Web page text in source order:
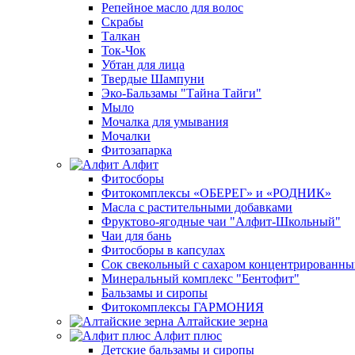
Репейное масло для волос
Скрабы
Талкан
Ток-Чок
Убтан для лица
Твердые Шампуни
Эко-Бальзамы "Тайна Тайги"
Мыло
Мочалка для умывания
Мочалки
Фитозапарка
Алфит
Фитосборы
Фитокомплексы «ОБЕРЕГ» и «РОДНИК»
Масла с растительными добавками
Фруктово-ягодные чаи "Алфит-Школьный"
Чаи для бань
Фитосборы в капсулах
Сок свекольный с сахаром
Минеральный комплекс "Бентофит"
Бальзамы и сиропы
Фитокомплексы ГАРМОНИЯ
Алтайские зерна
Алфит плюс
Детские бальзамы и сиропы